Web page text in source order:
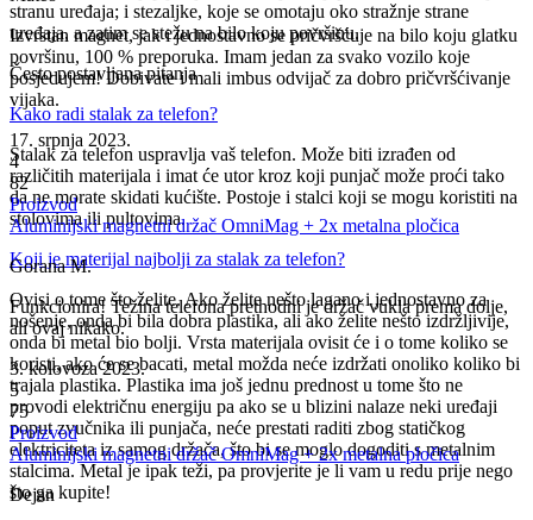
stranu uređaja; i stezaljke, koje se omotaju oko stražnje strane
uređaja, a zatim se stežu na bilo koju površinu.
Često postavljana pitanja
Kako radi stalak za telefon?
Stalak za telefon uspravlja vaš telefon. Može biti izrađen od
različitih materijala i imat će utor kroz koji punjač može proći tako
da ne morate skidati kućište. Postoje i stalci koji se mogu koristiti na
stolovima ili pultovima.
Koji je materijal najbolji za stalak za telefon?
Ovisi o tome što želite. Ako želite nešto lagano i jednostavno za
nošenje, onda bi bila dobra plastika, ali ako želite nešto izdržljivije,
onda bi metal bio bolji. Vrsta materijala ovisit će i o tome koliko se
koristi, ako će se bacati, metal možda neće izdržati onoliko koliko bi
trajala plastika. Plastika ima još jednu prednost u tome što ne
provodi električnu energiju pa ako se u blizini nalaze neki uređaji
poput zvučnika ili punjača, neće prestati raditi zbog statičkog
elektriciteta iz samog držača, što bi se moglo dogoditi s metalnim
stalcima. Metal je ipak teži, pa provjerite je li vam u redu prije nego
što ga kupite!
Izvrstan magnet, jak i jednostavno se pričvršćuje na bilo koju glatku
površinu, 100 % preporuka. Imam jedan za svako vozilo koje
posjedujem! Dobivate i mali imbus odvijač za dobro pričvršćivanje
vijaka.
17. srpnja 2023.
4
82
Proizvod
Aluminijski magnetni držač OmniMag + 2x metalna pločica
Gorana M.
Funkcionira! Težina telefona prethodni je držač vukla prema dolje,
ali ovaj nikako.
3. kolovoza 2023.
5
75
Proizvod
Aluminijski magnetni držač OmniMag + 2x metalna pločica
Dejan